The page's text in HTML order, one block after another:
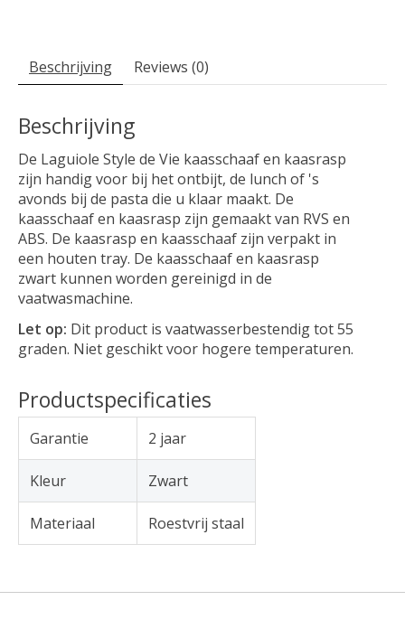
Beschrijving Reviews (0)
Beschrijving
De Laguiole Style de Vie kaasschaaf en kaasrasp
zijn handig voor bij het ontbijt, de lunch of 's
avonds bij de pasta die u klaar maakt. De
kaasschaaf en kaasrasp zijn gemaakt van RVS en
ABS. De kaasrasp en kaasschaaf zijn verpakt in
een houten tray. De kaasschaaf en kaasrasp
zwart kunnen worden gereinigd in de
vaatwasmachine.
Let op: Dit product is vaatwasserbestendig tot 55
graden. Niet geschikt voor hogere temperaturen.
Productspecificaties
Garantie 2 jaar
Kleur Zwart
Materiaal Roestvrij staal